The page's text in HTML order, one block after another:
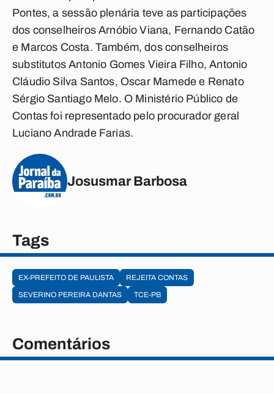
Pontes, a sessão plenária teve as participações
dos conselheiros Arnóbio Viana, Fernando Catão
e Marcos Costa. Também, dos conselheiros
substitutos Antonio Gomes Vieira Filho, Antonio
Cláudio Silva Santos, Oscar Mamede e Renato
Sérgio Santiago Melo. O Ministério Público de
Contas foi representado pelo procurador geral
Luciano Andrade Farias.
Josusmar Barbosa
Tags
EX-PREFEITO DE PAULISTA
REJEITA CONTAS
SEVERINO PEREIRA DANTAS
TCE-PB
Comentários